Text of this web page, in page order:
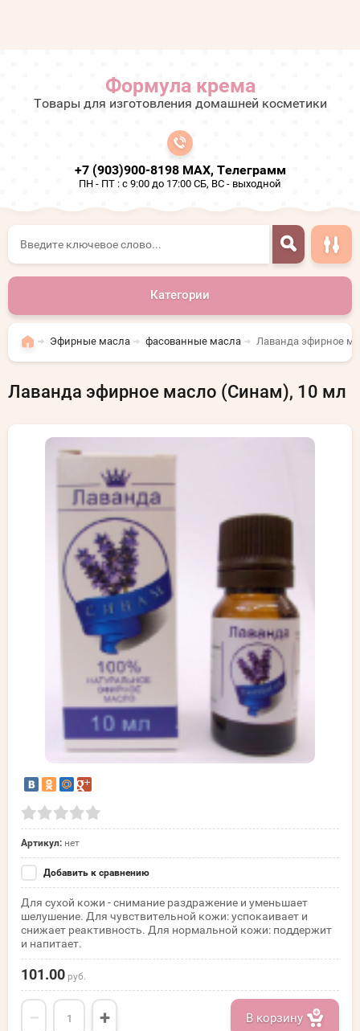
Формула крема
Товары для изготовления домашней косметики
+7 (903)900-8198 МАХ, Телеграмм
ПН - ПТ : с 9:00 до 17:00 СБ, ВС - выходной
Категории
Эфирные масла фасованные масла Лаванда эфирное
Лаванда эфирное масло (Синам), 10 мл
Артикул: нет
Добавить к сравнению
Для сухой кожи - снимание раздражение и уменьшает
шелушение. Для чувствительной кожи: успокаивает и
снижает реактивность. Для нормальной кожи: поддержит
и напитает.
101.00 руб.
− + В корзину